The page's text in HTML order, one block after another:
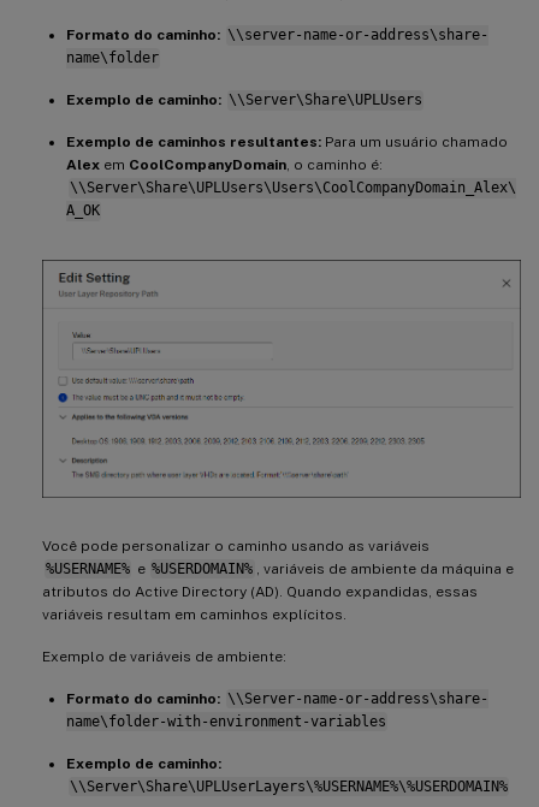
Formato do caminho: \\server-name-or-address\share-
name\folder
Exemplo de caminho: \\Server\Share\UPLUsers
Exemplo de caminhos resultantes: Para um usuário chamado
Alex em CoolCompanyDomain, o caminho é:
\\Server\Share\UPLUsers\Users\CoolCompanyDomain_Alex\
A_OK
Você pode personalizar o caminho usando as variáveis
%USERNAME% e %USERDOMAIN% , variáveis de ambiente da máquina e
atributos do Active Directory (AD). Quando expandidas, essas
variáveis resultam em caminhos explícitos.
Exemplo de variáveis de ambiente:
Formato do caminho: \\Server-name-or-address\share-
name\folder-with-environment-variables
Exemplo de caminho:
\\Server\Share\UPLUserLayers\%USERNAME%\%USERDOMAIN%